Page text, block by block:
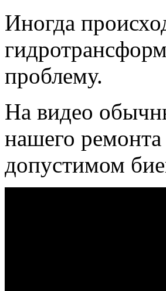
Иногда
проблему.
На видео
нашего
допустимом